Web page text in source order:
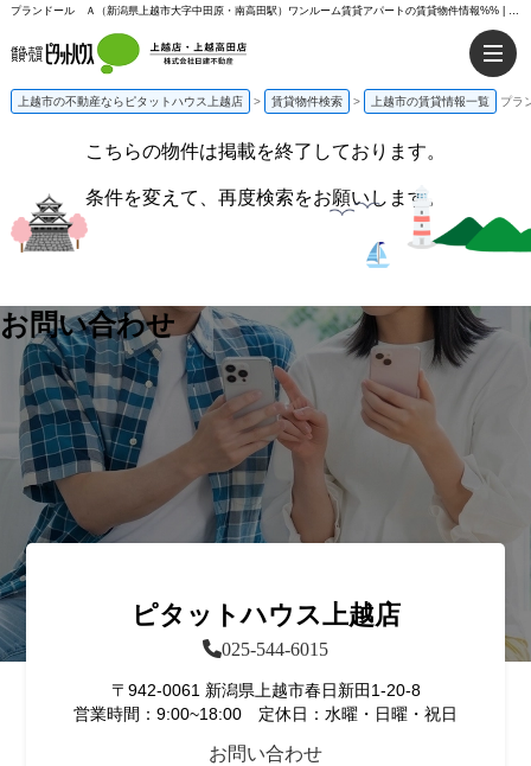
プランドール Ａ（新潟県上越市大字中田原・南高田駅）ワンルーム賃貸アパートの賃貸物件情報%% | ピタットハウス上越店
上越市の不動産ならピタットハウス上越店 > 賃貸物件検索 > 上越市の賃貸情報一覧 プラ
こちらの物件は掲載を終了しております。
条件を変えて、再度検索をお願いします。
お問い合わせ
ピタットハウス上越店
025-544-6015
〒942-0061 新潟県上越市春日新田1-20-8
営業時間：9:00~18:00 定休日：水曜・日曜・祝日
お問い合わせ